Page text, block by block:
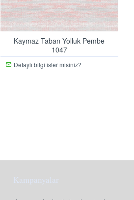
Kaymaz Taban Yolluk Pembe
1047
Detaylı bilgi ister misiniz?
Kampanyalar